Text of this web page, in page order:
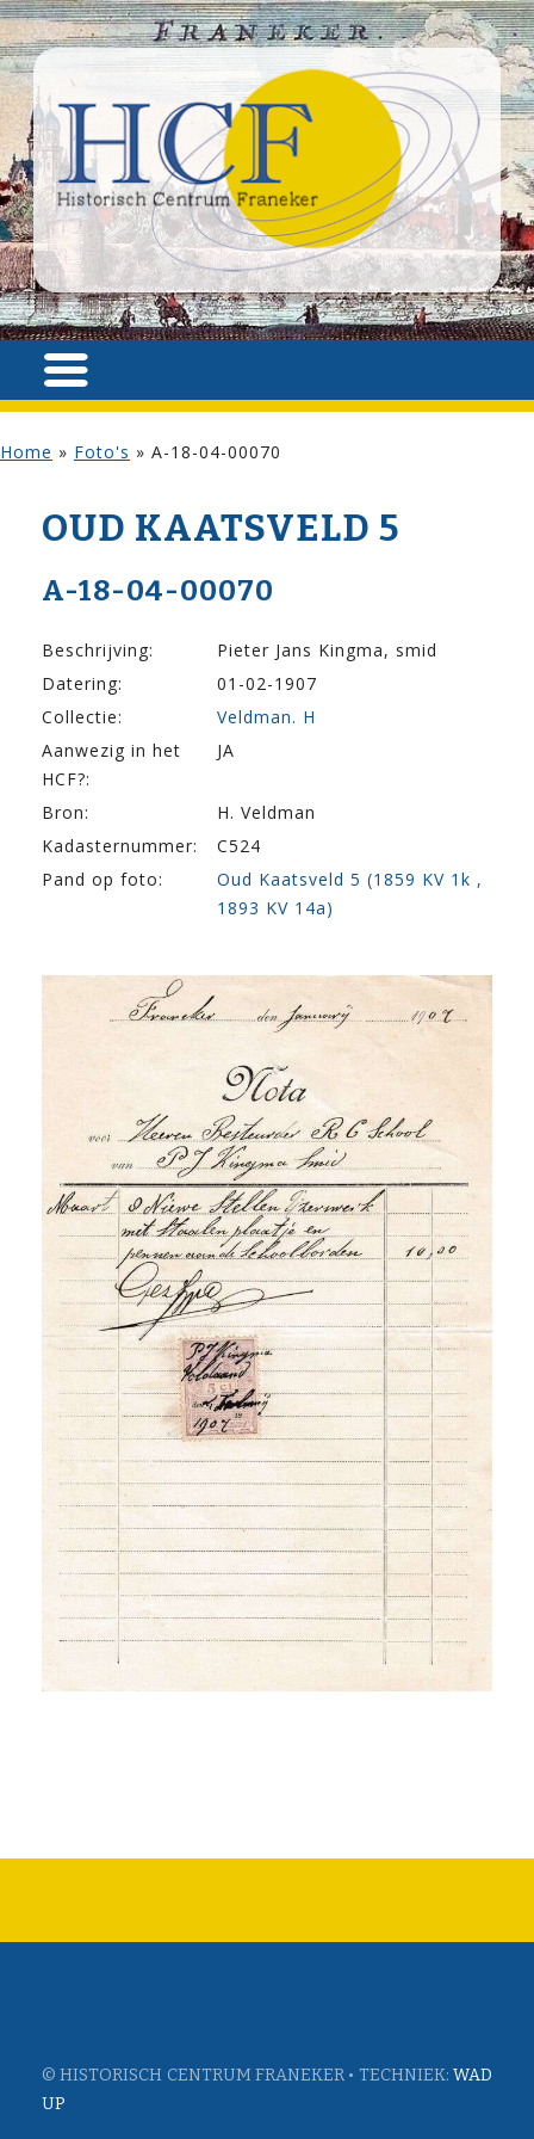
Home » Foto's » A-18-04-00070
OUD KAATSVELD 5
A-18-04-00070
Beschrijving:
Pieter Jans Kingma, smid
Datering:
01-02-1907
Collectie:
Veldman. H
Aanwezig in het
HCF?:
JA
Bron:
H. Veldman
Kadasternummer:
C524
Pand op foto:
Oud Kaatsveld 5 (1859 KV 1k ,
1893 KV 14a)
© HISTORISCH CENTRUM FRANEKER • TECHNIEK: WAD
UP